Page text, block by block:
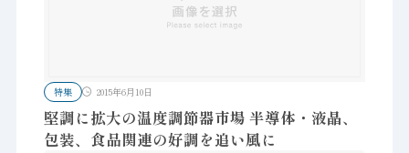
特集 2015年6月10日
堅調に拡大の温度調節器市場 半導体・液晶、
包装、食品関連の好調を追い風に